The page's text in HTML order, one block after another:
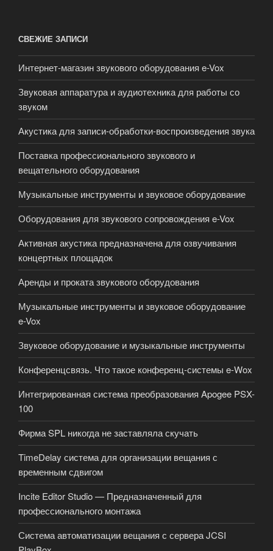
СВЕЖИЕ ЗАПИСИ
Интернет-магазин звукового оборудования e-Vox
Звуковая аппаратура и аудиотехника для работы со
звуком
Акустика для записи-обработки-воспроизведения звука
Поставка профессионального звукового и
вещательного оборудования
Музыкальные инструменты и звуковое оборудование
Оборудования для звукового сопровождения e-Vox
Активная акустика предназначена для озвучивания
концертных площадок
Аренды и проката звукового оборудования
Музыкальные инструменты и звуковое оборудование
e-Vox
Звуковое оборудование и музыкальные инструменты
Конференцсвязь. Что такое конференц-системы e-Wox
Интегрированная система преобразования Apogee PSX-
100
Фирма SPL никогда не заставляла скучать
TimeDelay система для организации вещания с
временным сдвигом
Incite Editor Studio — Предназначенный для
профессионального монтажа
Система автоматизации вещания с сервера JCSI